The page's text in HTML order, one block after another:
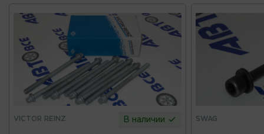
VICTOR REINZ В наличии SWAG